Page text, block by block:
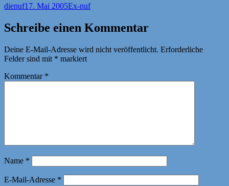
Autor
dienufVeröffentlicht
17. Mai 2005Kategorien
Ex-nuf
Schreibe einen Kommentar
Deine E-Mail-Adresse wird nicht veröffentlicht. Erforderliche
Felder sind mit * markiert
Kommentar *
Name *
E-Mail-Adresse *